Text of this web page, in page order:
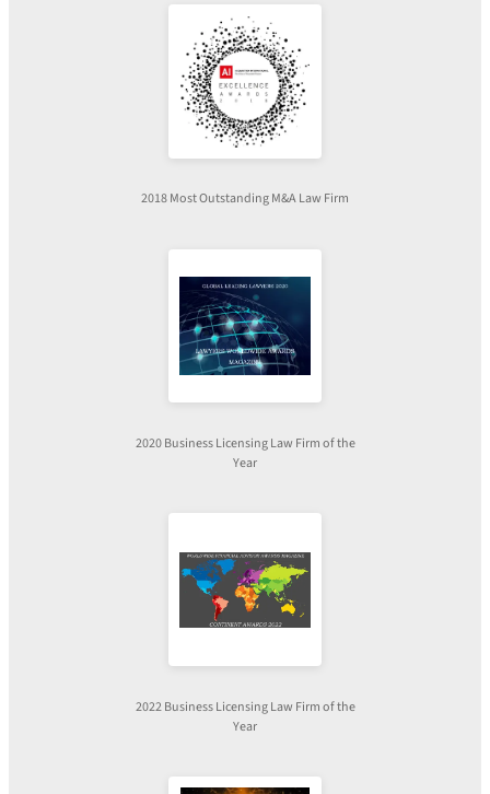
2018 Most Outstanding M&A Law Firm
2020 Business Licensing Law Firm of the
Year
2022 Business Licensing Law Firm of the
Year